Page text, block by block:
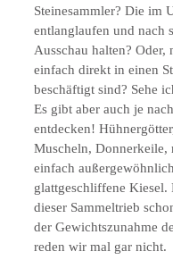
Steinesammler? Die im
entlanglaufen und nach
Ausschau halten? Oder,
einfach direkt in einen
beschäftigt sind? Sehe
Es gibt aber auch je
entdecken!
Muscheln,
einfach
glattgeschliffene Kiesel.
dieser Sammeltrieb
der Gewichtszunahme
reden wir mal gar nicht.